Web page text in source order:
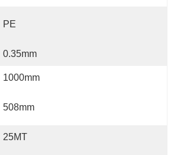
PE
0.35mm
1000mm
508mm
25MT